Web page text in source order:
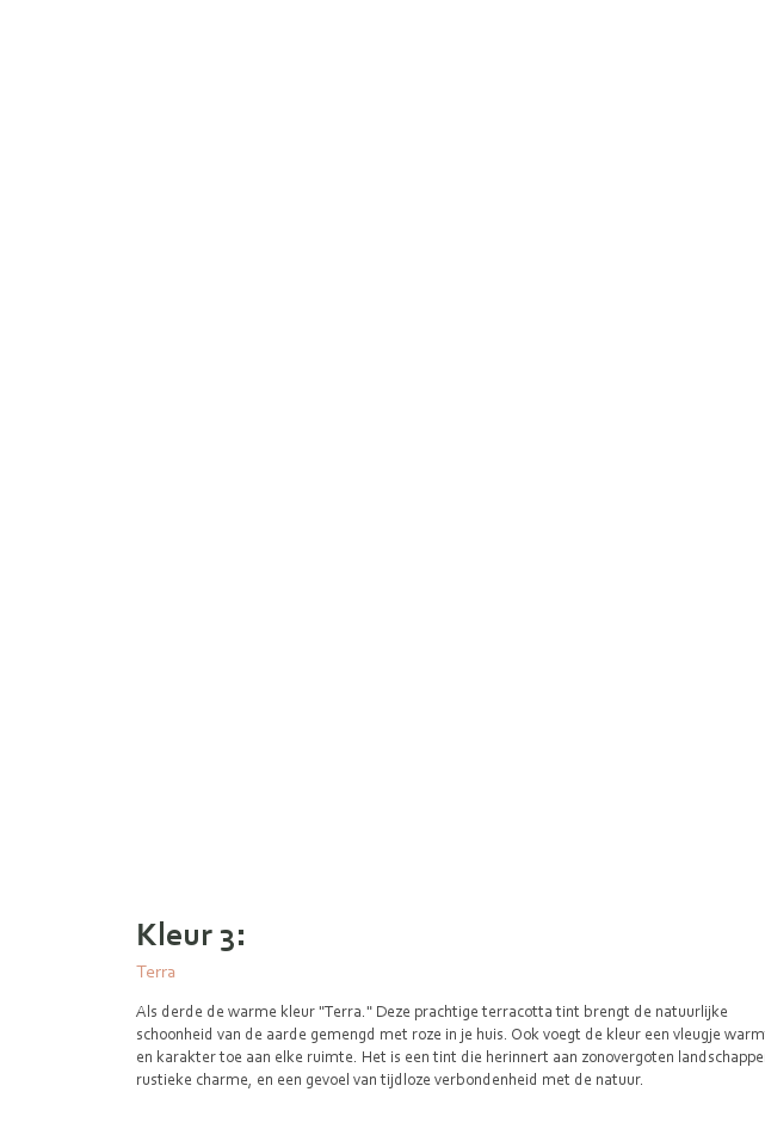
Kleur 3:
Terra
Als derde de warme kleur "Terra." Deze prachtige terracotta tint brengt de natuurlijke
schoonheid van de aarde gemengd met roze in je huis. Ook voegt de kleur een vleugje
en karakter toe aan elke ruimte. Het is een tint die herinnert aan zonovergoten
rustieke charme, en een gevoel van tijdloze verbondenheid met de natuur.